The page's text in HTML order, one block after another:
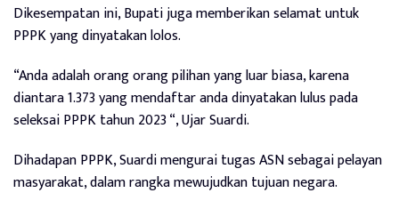
Dikesempatan ini, Bupati juga memberikan selamat untuk
PPPK yang dinyatakan lolos.
“Anda adalah orang orang pilihan yang luar biasa, karena
diantara 1.373 yang mendaftar anda dinyatakan lulus pada
seleksai PPPK tahun 2023 “, Ujar Suardi.
Dihadapan PPPK, Suardi mengurai tugas ASN sebagai pelayan
masyarakat, dalam rangka mewujudkan tujuan negara.